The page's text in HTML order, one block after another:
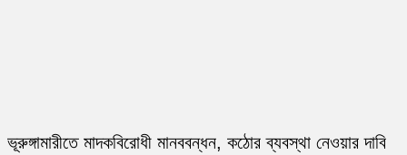
ভূরুঙ্গামারীতে মাদকবিরোধী মানববন্ধন, কঠোর ব্যবস্থা নেওয়ার দাবি